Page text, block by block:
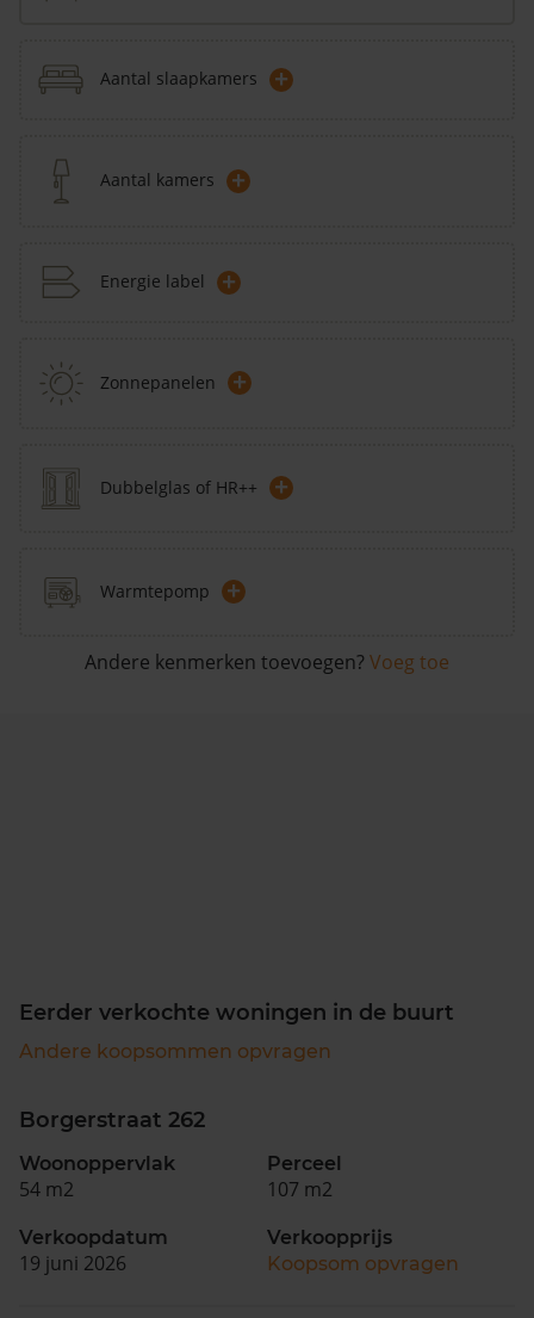
Aantal slaapkamers +
Aantal kamers +
Energie label +
Zonnepanelen +
Dubbelglas of HR++ +
Warmtepomp +
Andere kenmerken toevoegen? Voeg toe
Eerder verkochte woningen in de buurt
Andere koopsommen opvragen
Borgerstraat 262
Woonoppervlak
54 m2
Perceel
107 m2
Verkoopdatum
19 juni 2026
Verkoopprijs
Koopsom opvragen